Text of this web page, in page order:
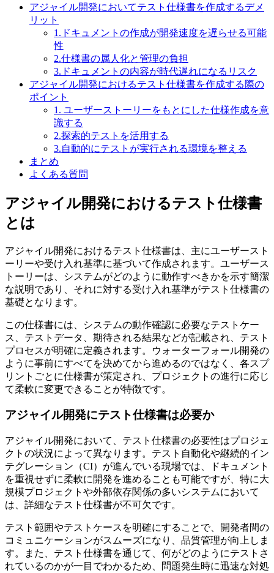
アジャイル開発においてテスト仕様書を作成するデメ
リット
1.ドキュメントの作成が開発速度を遅らせる可能
性
2.仕様書の属人化と管理の負担
3.ドキュメントの内容が時代遅れになるリスク
アジャイル開発におけるテスト仕様書を作成する際の
ポイント
1. ユーザーストーリーをもとにした仕様作成を意
識する
2.探索的テストを活用する
3.自動的にテストが実行される環境を整える
まとめ
よくある質問
アジャイル開発におけるテスト仕様書
とは
アジャイル開発におけるテスト仕様書は、主にユーザースト
ーリーや受け入れ基準に基づいて作成されます。ユーザース
トーリーは、システムがどのように動作すべきかを示す簡潔
な説明であり、それに対する受け入れ基準がテスト仕様書の
基礎となります。
この仕様書には、システムの動作確認に必要なテストケー
ス、テストデータ、期待される結果などが記載され、テスト
プロセスが明確に定義されます。ウォーターフォール開発の
ように事前にすべてを決めてから進めるのではなく、各スプ
リントごとに仕様書が策定され、プロジェクトの進行に応じ
て柔軟に変更できることが特徴です。
アジャイル開発にテスト仕様書は必要か
アジャイル開発において、テスト仕様書の必要性はプロジェ
クトの状況によって異なります。テスト自動化や継続的イン
テグレーション（CI）が進んでいる現場では、ドキュメント
を重視せずに柔軟に開発を進めることも可能ですが、特に大
規模プロジェクトや外部依存関係の多いシステムにおいて
は、詳細なテスト仕様書が不可欠です。
テスト範囲やテストケースを明確にすることで、開発者間の
コミュニケーションがスムーズになり、品質管理が向上しま
す。また、テスト仕様書を通じて、何がどのようにテストさ
れているのかが一目でわかるため、問題発生時に迅速な対処